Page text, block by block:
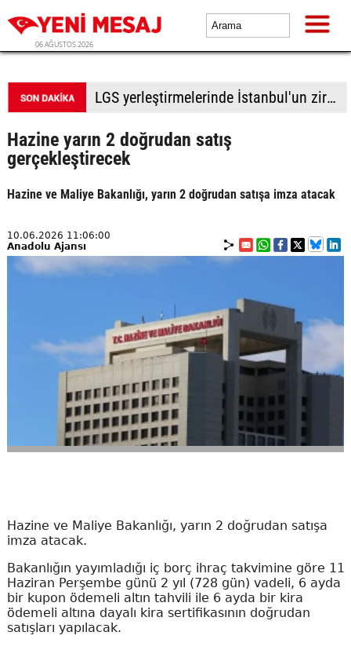
06 AĞUSTOS 2026
LGS yerleştirmelerinde İstanbul'un zirvedeki 20 lisesi belli oldu
Hazine yarın 2 doğrudan satış
gerçekleştirecek
Hazine ve Maliye Bakanlığı, yarın 2 doğrudan satışa imza atacak
10.06.2026 11:06:00
Anadolu Ajansı
Hazine ve Maliye Bakanlığı, yarın 2 doğrudan satışa
imza atacak.
Bakanlığın yayımladığı iç borç ihraç takvimine göre 11
Haziran Perşembe günü 2 yıl (728 gün) vadeli, 6 ayda
bir kupon ödemeli altın tahvili ile 6 ayda bir kira
ödemeli altına dayalı kira sertifikasının doğrudan
satışları yapılacak.